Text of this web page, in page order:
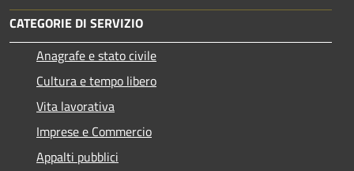
CATEGORIE DI SERVIZIO
Anagrafe e stato civile
Cultura e tempo libero
Vita lavorativa
Imprese e Commercio
Appalti pubblici